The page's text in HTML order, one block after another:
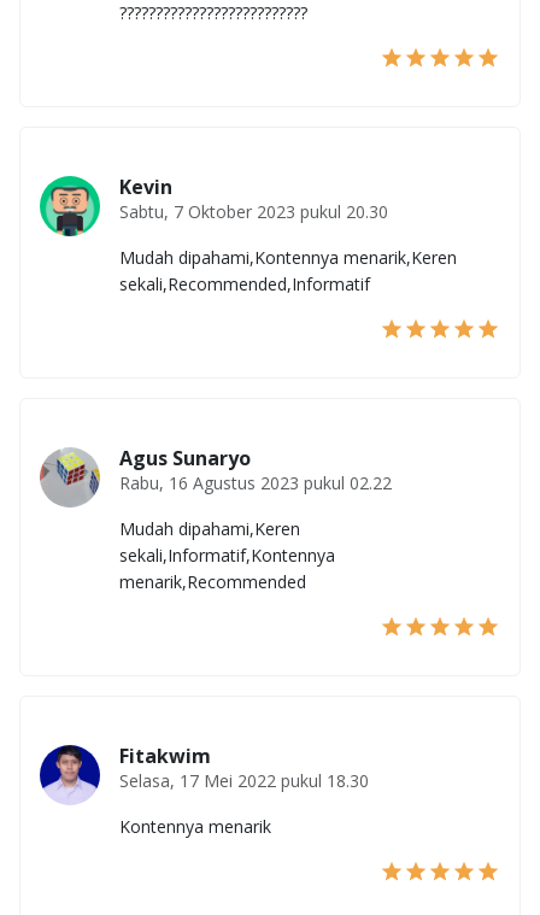
??????????????????????????
Kevin
Sabtu, 7 Oktober 2023 pukul 20.30
Mudah dipahami,Kontennya menarik,Keren
sekali,Recommended,Informatif
Agus Sunaryo
Rabu, 16 Agustus 2023 pukul 02.22
Mudah dipahami,Keren
sekali,Informatif,Kontennya
menarik,Recommended
Fitakwim
Selasa, 17 Mei 2022 pukul 18.30
Kontennya menarik